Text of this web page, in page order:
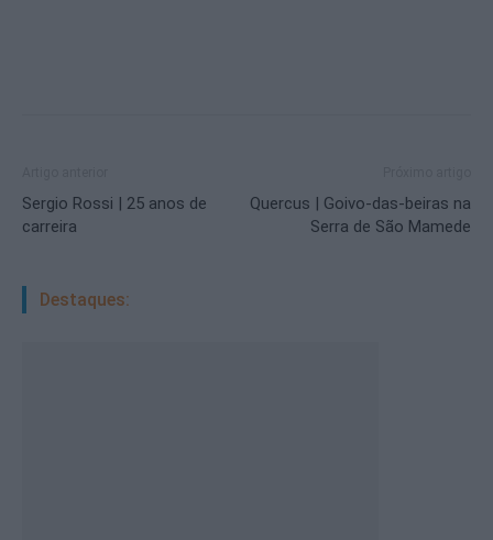
Sergio Rossi | 25 anos de
carreira
Quercus | Goivo-das-beiras na
Serra de São Mamede
Destaques: